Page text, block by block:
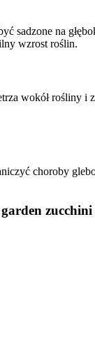
sadzone na
wzrost roślin.
wokół rośliny i
choroby
zucchini